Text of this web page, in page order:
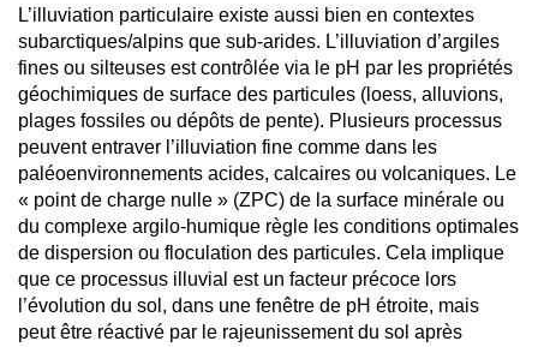
L’illuviation particulaire existe aussi bien en contextes
subarctiques/alpins que sub-arides. L’illuviation d’argiles
fines ou silteuses est contrôlée via le pH par les propriétés
géochimiques de surface des particules (loess, alluvions,
plages fossiles ou dépôts de pente). Plusieurs processus
peuvent entraver l’illuviation fine comme dans les
paléoenvironnements acides, calcaires ou volcaniques. Le
« point de charge nulle » (ZPC) de la surface minérale ou
du complexe argilo-humique règle les conditions optimales
de dispersion ou floculation des particules. Cela implique
que ce processus illuvial est un facteur précoce lors
l’évolution du sol, dans une fenêtre de pH étroite, mais
peut être réactivé par le rajeunissement du sol après